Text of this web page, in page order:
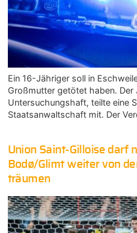
Ein 16-Jähriger soll in
Großmutter getötet haben. Der
Untersuchungshaft, teilte eine
Staatsanwaltschaft mit. Der
Union Saint-Gilloise darf
Bodø/Glimt weiter von
träumen